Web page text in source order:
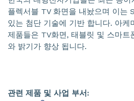
플렉서블 TV 화면을 내놨으며 이는
있는 첨단 기술에 기반 합니다. 아케
제품들은 TV화면, 태블릿 및 스마트
와 밝기가 향상 됩니다.
관련 제품 및 사업 부서: